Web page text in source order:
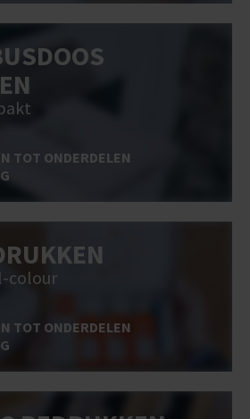
TOT ONDERDELEN
colour
TOT ONDERDELEN